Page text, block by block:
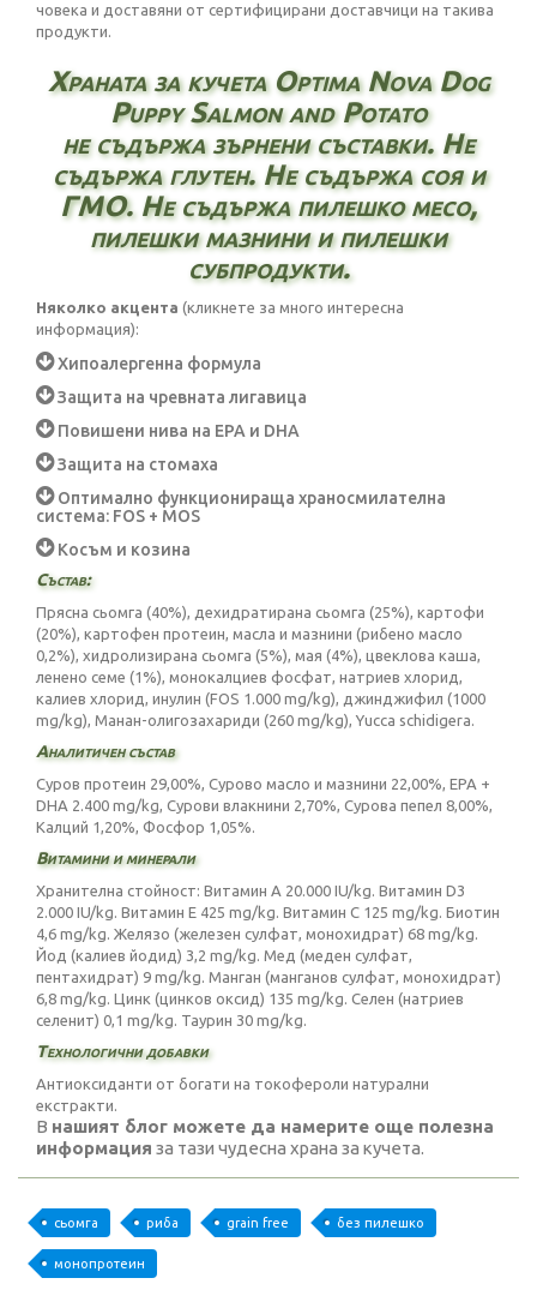
човека и доставяни от сертифицирани доставчици на такива
продукти.
Храната за кучета Optima Nova Dog
Puppy Salmon and Potato
не съдържа зърнени съставки. Не
съдържа глутен. Не съдържа соя и
ГМО. Не съдържа пилешко месо,
пилешки мазнини и пилешки
субпродукти.
Няколко акцента (кликнете за много интересна
информация):
Хипоалергенна формула
Защита на чревната лигавица
Повишени нива на ЕРА и DHA
Защита на стомаха
Оптимално функционираща храносмилателна
система: FOS + MOS
Косъм и козина
Състав:
Прясна сьомга (40%), дехидратирана сьомга (25%), картофи
(20%), картофен протеин, масла и мазнини (рибено масло
0,2%), хидролизирана сьомга (5%), мая (4%), цвеклова каша,
ленено семе (1%), монокалциев фосфат, натриев хлорид,
калиев хлорид, инулин (FOS 1.000 mg/kg), джинджифил (1000
mg/kg), Манан-олигозахариди (260 mg/kg), Yucca schidigera.
Аналитичен състав
Суров протеин 29,00%, Сурово масло и мазнини 22,00%, EPA +
DHA 2.400 mg/kg, Сурови влакнини 2,70%, Сурова пепел 8,00%,
Калций 1,20%, Фосфор 1,05%.
Витамини и минерали
Хранителна стойност: Витамин А 20.000 IU/kg. Витамин D3
2.000 IU/kg. Витамин Е 425 mg/kg. Витамин C 125 mg/kg. Биотин
4,6 mg/kg. Желязо (железен сулфат, монохидрат) 68 mg/kg.
Йод (калиев йодид) 3,2 mg/kg. Мед (меден сулфат,
пентахидрат) 9 mg/kg. Манган (манганов сулфат, монохидрат)
6,8 mg/kg. Цинк (цинков оксид) 135 mg/kg. Селен (натриев
селенит) 0,1 mg/kg. Таурин 30 mg/kg.
Технологични добавки
Антиоксиданти от богати на токофероли натурални
екстракти.
В нашият блог можете да намерите още полезна
информация за тази чудесна храна за кучета.
сьомга риба grain free без пилешко
монопротеин